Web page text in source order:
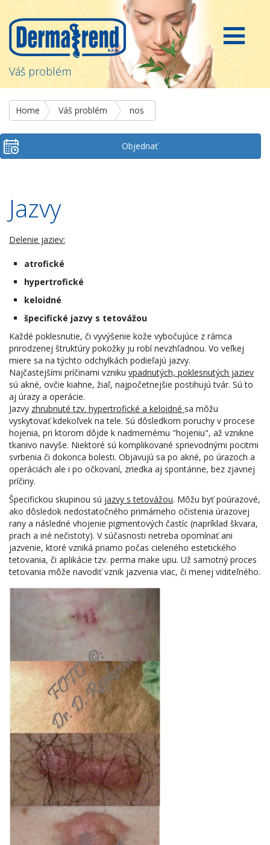
Váš problém
Home Váš problém nos
Objednať
Jazvy
Delenie jaziev:
atrofické
hypertrofické
keloidné
špecifické jazvy s tetovážou
Každé poklesnutie, či vyvýšenie kože vybočujúce z rámca
prirodzenej štruktúry pokožky ju robí nevzhľadnou. Vo veľkej
miere sa na týchto odchylkách podieľajú jazvy.
Najčastejšími príčinami vzniku vpadnutých, poklesnutých jaziev
sú akné, ovčie kiahne, žiaľ, najpočetnejšie postihujú tvár. Sú to
aj úrazy a operácie.
Jazvy zhrubnuté tzv. hypertrofické a keloidné sa môžu
vyskytovať kdekoľvek na tele. Sú dôsledkom poruchy v procese
hojenia, pri ktorom dôjde k nadmernému "hojeniu", až vznikne
tkanivo navyše. Niektoré sú komplikované sprievodnými pocitmi
svrbenia či dokonca bolesti. Objavujú sa po akné, po úrazoch a
operáciách ale i po očkovaní, zriedka aj spontánne, bez zjavnej
príčiny.
Špecifickou skupinou sú jazvy s tetovážou. Môžu byť poúrazové,
ako dôsledok nedostatočného primárneho očistenia úrazovej
rany a následné vhojenie pigmentových častíc (napríklad škvara,
prach a iné nečistoty). V súčasnosti netreba opomínať ani
jazvenie, ktoré vzniká priamo počas cieleného estetického
tetovania, či aplikácie tzv. perma make upu. Už samotný proces
tetovania môže navodiť vznik jazvenia viac, či menej viditeľného.